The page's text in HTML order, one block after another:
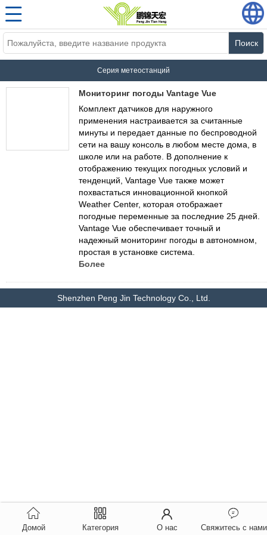
Поиск
Серия метеостанций
Мониторинг погоды Vantage Vue
Комплект датчиков для наружного
применения настраивается за считанные
минуты и передает данные по беспроводной
сети на вашу консоль в любом месте дома, в
школе или на работе. В дополнение к
отображению текущих погодных условий и
тенденций, Vantage Vue также может
похвастаться инновационной кнопкой
Weather Center, которая отображает
погодные переменные за последние 25 дней.
Vantage Vue обеспечивает точный и
надежный мониторинг погоды в автономном,
простая в установке система.
Более
Shenzhen Peng Jin Technology Co., Ltd.
Домой Категория О нас Свяжитесь с нами